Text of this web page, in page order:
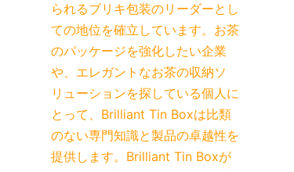
られるブリキ包装のリーダーとし
ての地位を確立しています。お茶
のパッケージを強化したい企業
や、エレガントなお茶の収納ソ
リューションを探している個人に
とって、Brilliant Tin Boxは比類
のない専門知識と製品の卓越性を
提供します。Brilliant Tin Boxが